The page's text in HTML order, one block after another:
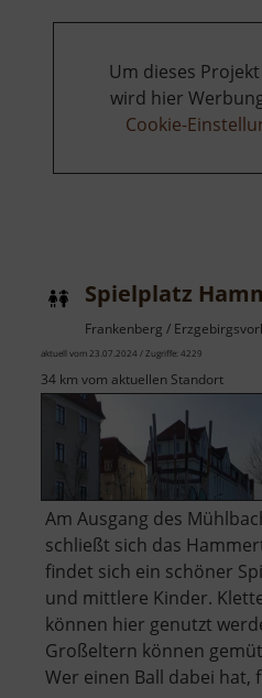
Um dieses
wird hier
Cookie-
Spielplatz
Frankenberg /
aktuell vom 23.07.2024 / Zugriffe: 4229
34 km vom aktuellen Standort
Am Ausgang des
schließt sich das
findet sich ein schöner
und mittlere Kinder.
können hier genutzt
Großeltern können
Wer einen Ball dabei hat,